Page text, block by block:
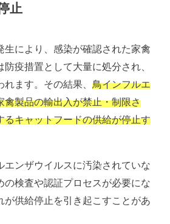
止
生により、感染が確認された家禽
防疫措置として大量に処分され、
れます。その結果、鳥インフルエ
禽製品の輸出入が禁止・制限さ
るキャットフードの供給が停止す
エンザウイルスに汚染されていな
の検査や認証プロセスが必要にな
が供給停止を引き起こすことがあ